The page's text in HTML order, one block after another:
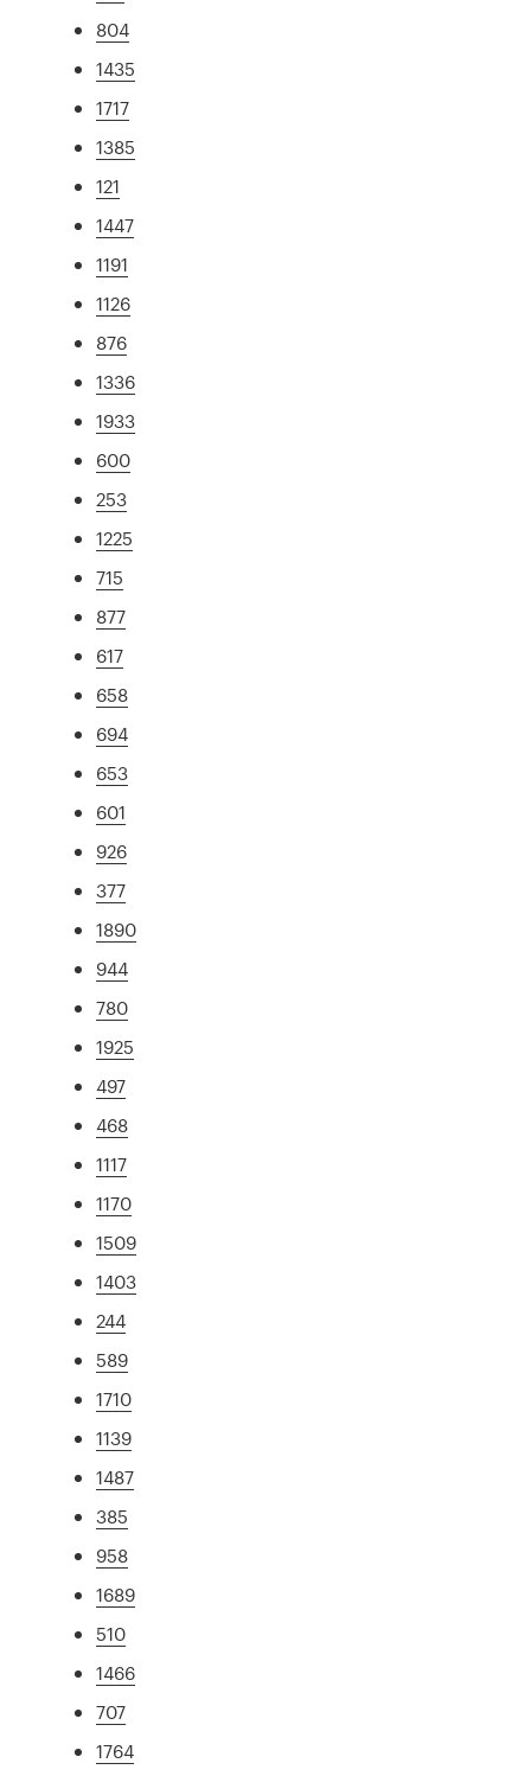
804
1435
1717
1385
121
1447
1191
1126
876
1336
1933
600
253
1225
715
877
617
658
694
653
601
926
377
1890
944
780
1925
497
468
1117
1170
1509
1403
244
589
1710
1139
1487
385
958
1689
510
1466
707
1764